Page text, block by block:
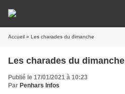
Accueil » Les charades du dimanche
Les charades du dimanche
Publié le 17/01/2021 à 10:23
Par Penhars Infos